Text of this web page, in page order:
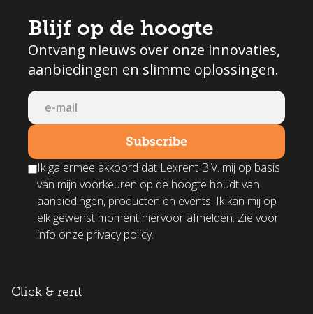
Blijf op de hoogte
Ontvang nieuws over onze innovaties,
aanbiedingen en slimme oplossingen.
Ik ga ermee akkoord dat Lexrent B.V. mij op basis
van mijn voorkeuren op de hoogte houdt van
aanbiedingen, producten en events. Ik kan mij op
elk gewenst moment hiervoor afmelden. Zie voor
info onze privacy policy.
Click & rent